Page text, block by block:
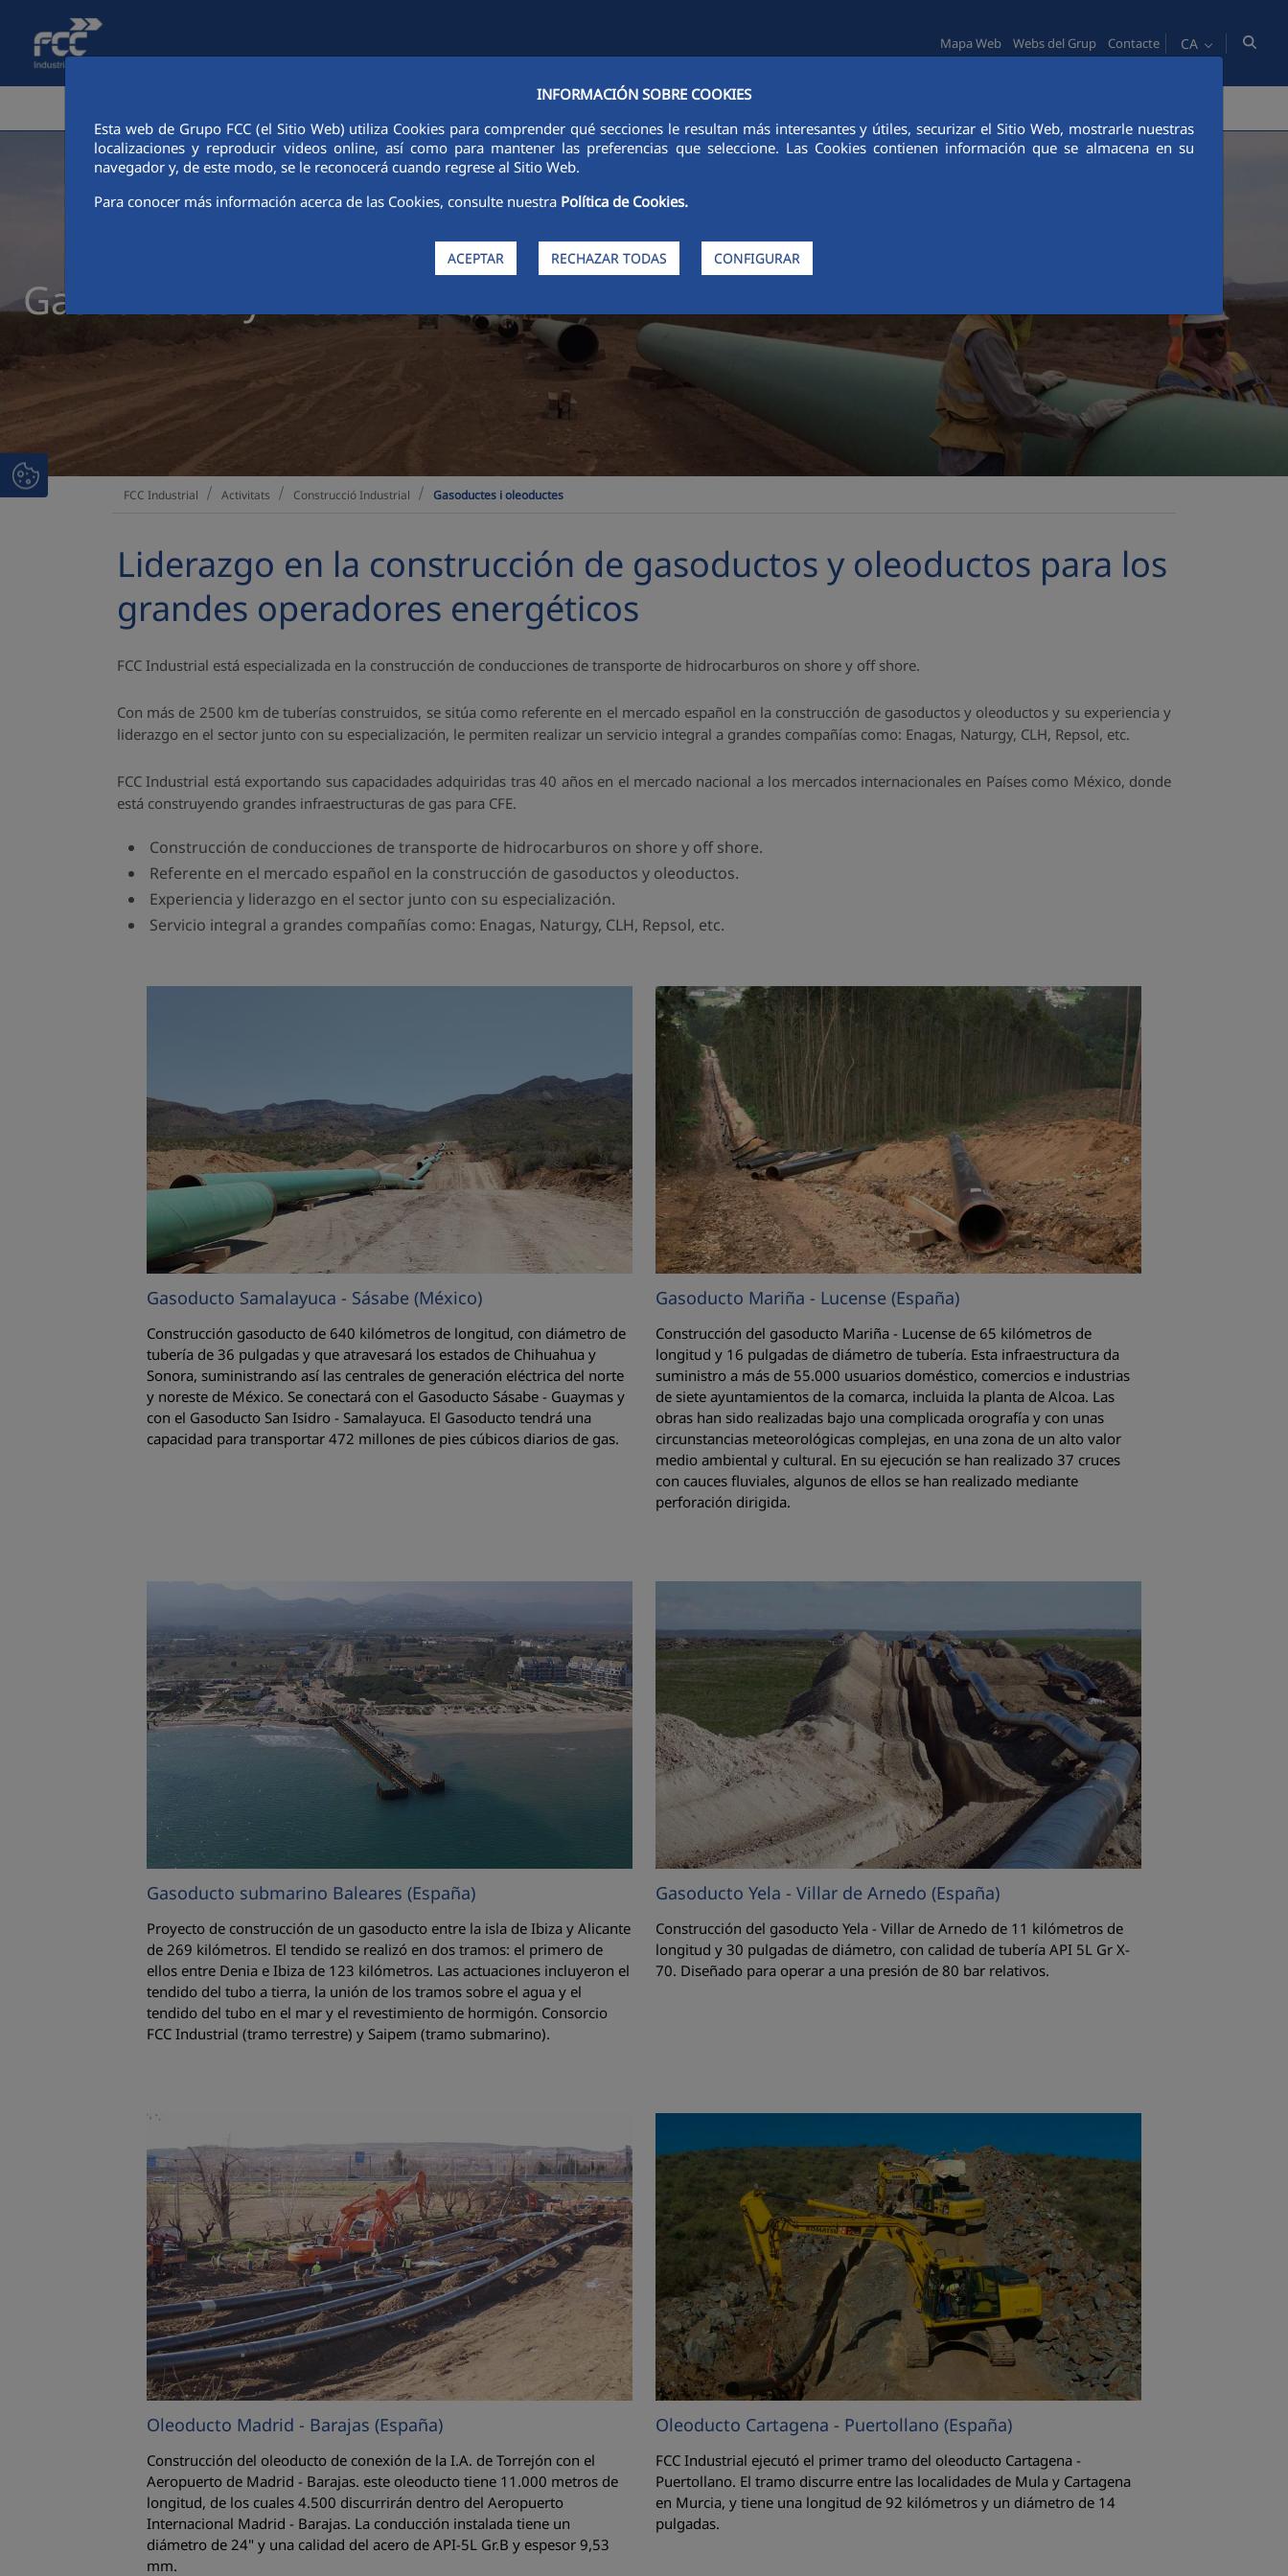
Salta al contingut principal
INFORMACIÓN SOBRE COOKIES
Esta web de Grupo FCC (el Sitio Web) utiliza Cookies para comprender qué secciones le resultan más interesantes y útiles, securizar el Sitio Web, mostrarle nuestras
localizaciones y reproducir videos online, así como para mantener las preferencias que seleccione. Las Cookies contienen información que se almacena en su
navegador y, de este modo, se le reconocerá cuando regrese al Sitio Web.
Para conocer más información acerca de las Cookies, consulte nuestra Política de Cookies.
ACEPTAR RECHAZAR TODAS CONFIGURAR
Mapa Web Webs del Grup Contacte CA
Gasoductos y oleoductos
FCC Industrial Activitats Construcció Industrial Gasoductes i oleoductes
Liderazgo en la construcción de gasoductos y oleoductos para los
grandes operadores energéticos
FCC Industrial está especializada en la construcción de conducciones de transporte de hidrocarburos on shore y off shore.
Con más de 2500 km de tuberías construidos, se sitúa como referente en el mercado español en la construcción de gasoductos y oleoductos y su experiencia y
liderazgo en el sector junto con su especialización, le permiten realizar un servicio integral a grandes compañías como: Enagas, Naturgy, CLH, Repsol, etc.
FCC Industrial está exportando sus capacidades adquiridas tras 40 años en el mercado nacional a los mercados internacionales en Países como México, donde
está construyendo grandes infraestructuras de gas para CFE.
Construcción de conducciones de transporte de hidrocarburos on shore y off shore.
Referente en el mercado español en la construcción de gasoductos y oleoductos.
Experiencia y liderazgo en el sector junto con su especialización.
Servicio integral a grandes compañías como: Enagas, Naturgy, CLH, Repsol, etc.
Gasoducto Samalayuca - Sásabe (México)
Construcción gasoducto de 640 kilómetros de longitud, con diámetro de
tubería de 36 pulgadas y que atravesará los estados de Chihuahua y
Sonora, suministrando así las centrales de generación eléctrica del norte
y noreste de México. Se conectará con el Gasoducto Sásabe - Guaymas y
con el Gasoducto San Isidro - Samalayuca. El Gasoducto tendrá una
capacidad para transportar 472 millones de pies cúbicos diarios de gas.
Gasoducto Mariña - Lucense (España)
Construcción del gasoducto Mariña - Lucense de 65 kilómetros de
longitud y 16 pulgadas de diámetro de tubería. Esta infraestructura da
suministro a más de 55.000 usuarios doméstico, comercios e industrias
de siete ayuntamientos de la comarca, incluida la planta de Alcoa. Las
obras han sido realizadas bajo una complicada orografía y con unas
circunstancias meteorológicas complejas, en una zona de un alto valor
medio ambiental y cultural. En su ejecución se han realizado 37 cruces
con cauces fluviales, algunos de ellos se han realizado mediante
perforación dirigida.
Gasoducto submarino Baleares (España)
Proyecto de construcción de un gasoducto entre la isla de Ibiza y Alicante
de 269 kilómetros. El tendido se realizó en dos tramos: el primero de
ellos entre Denia e Ibiza de 123 kilómetros. Las actuaciones incluyeron el
tendido del tubo a tierra, la unión de los tramos sobre el agua y el
tendido del tubo en el mar y el revestimiento de hormigón. Consorcio
FCC Industrial (tramo terrestre) y Saipem (tramo submarino).
Gasoducto Yela - Villar de Arnedo (España)
Construcción del gasoducto Yela - Villar de Arnedo de 11 kilómetros de
longitud y 30 pulgadas de diámetro, con calidad de tubería API 5L Gr X-
70. Diseñado para operar a una presión de 80 bar relativos.
Oleoducto Madrid - Barajas (España)
Construcción del oleoducto de conexión de la I.A. de Torrejón con el
Aeropuerto de Madrid - Barajas. este oleoducto tiene 11.000 metros de
longitud, de los cuales 4.500 discurrirán dentro del Aeropuerto
Internacional Madrid - Barajas. La conducción instalada tiene un
diámetro de 24" y una calidad del acero de API-5L Gr.B y espesor 9,53
mm.
Oleoducto Cartagena - Puertollano (España)
FCC Industrial ejecutó el primer tramo del oleoducto Cartagena -
Puertollano. El tramo discurre entre las localidades de Mula y Cartagena
en Murcia, y tiene una longitud de 92 kilómetros y un diámetro de 14
pulgadas.